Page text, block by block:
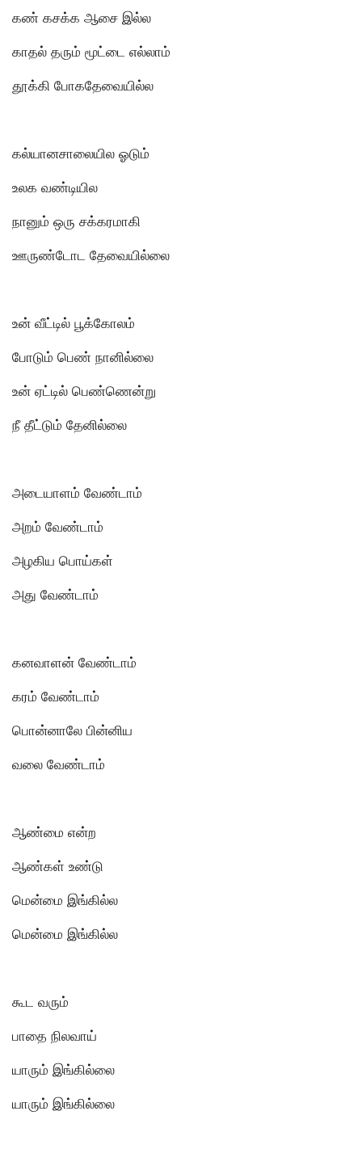
கண் கசக்க ஆசை இல்ல
காதல் தரும் மூட்டை எல்லாம்
தூக்கி போகதேவையில்ல
கல்யானசாலையில ஓடும்
உலக வண்டியில
நானும் ஒரு சக்கரமாகி
ஊருண்டோட தேவையில்லை
உன் வீட்டில் பூக்கோலம்
போடும் பெண் நானில்லை
உன் ஏட்டில் பெண்ணென்று
நீ தீட்டும் தேனில்லை
அடையாளம் வேண்டாம்
அறம் வேண்டாம்
அழகிய பொய்கள்
அது வேண்டாம்
கனவாளன் வேண்டாம்
கரம் வேண்டாம்
பொன்னாலே பின்னிய
வலை வேண்டாம்
ஆண்மை என்ற
ஆண்கள் உண்டு
மென்மை இங்கில்ல
மென்மை இங்கில்ல
கூட வரும்
பாதை நிலவாய்
யாரும் இங்கில்லை
யாரும் இங்கில்லை